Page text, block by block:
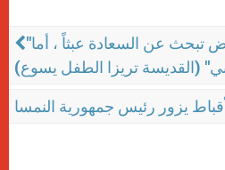
"هناك نفوس على الأرض تبحث عن السعادة عبثاً ، أما
(القديسة تريزا الطفل يسوع)
يزور رئيس جمهورية النمسا